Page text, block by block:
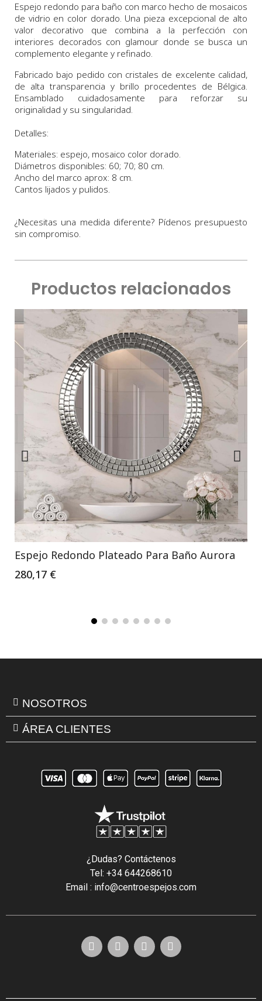
Espejo redondo para baño con marco hecho de mosaicos
de vidrio en color dorado. Una pieza excepcional de alto
valor decorativo que combina a la perfección con
interiores decorados con glamour donde se busca un
complemento elegante y refinado.
Fabricado bajo pedido con cristales de excelente calidad,
de alta transparencia y brillo procedentes de Bélgica.
Ensamblado cuidadosamente para reforzar su
originalidad y su singularidad.
Detalles:
Materiales: espejo, mosaico color dorado.
Diámetros disponibles: 60; 70; 80 cm.
Ancho del marco aprox: 8 cm.
Cantos lijados y pulidos.
¿Necesitas una medida diferente? Pídenos presupuesto
sin compromiso.
Productos relacionados
Espejo Redondo Plateado Para Baño Aurora
280,17 €
NOSOTROS
ÁREA CLIENTES
¿Dudas? Contáctenos
Tel: +34 644268610
Email : info@centroespejos.com